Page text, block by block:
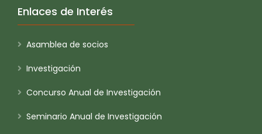
Enlaces de Interés
Asamblea de socios
Investigación
Concurso Anual de Investigación
Seminario Anual de Investigación